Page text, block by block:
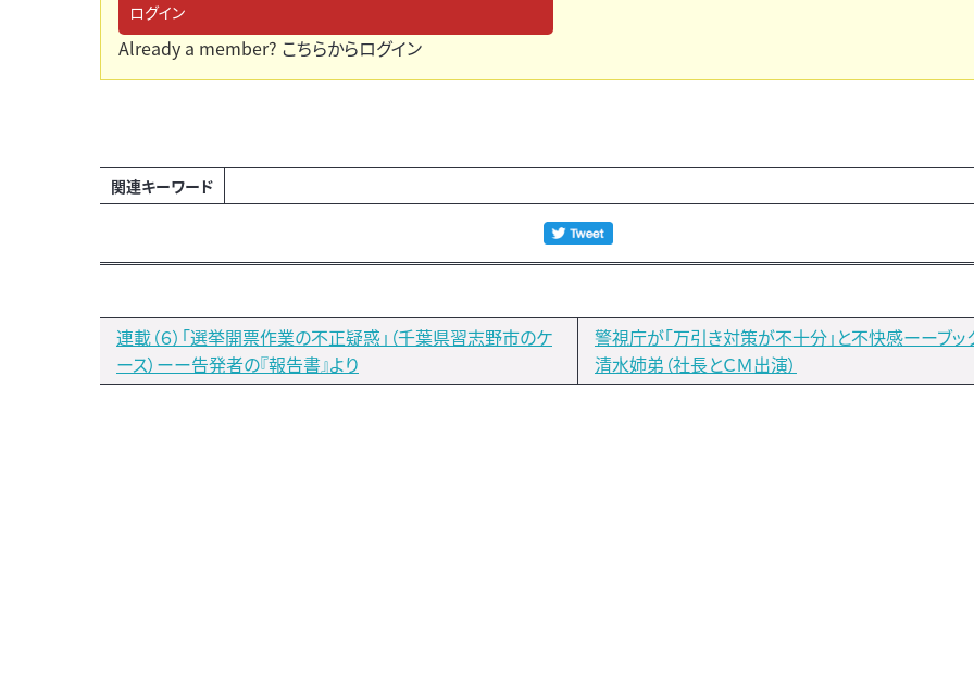
ログイン
Already a member? こちらからログイン
関連キーワード
連載（６）「選挙開票作業の不正疑惑」（千葉県習志野市のケ
ース）ーー告発者の『報告書』より
警視庁が「万引き対策が不十分」と不快感ーーブッ
清水姉弟（社長とＣＭ出演）